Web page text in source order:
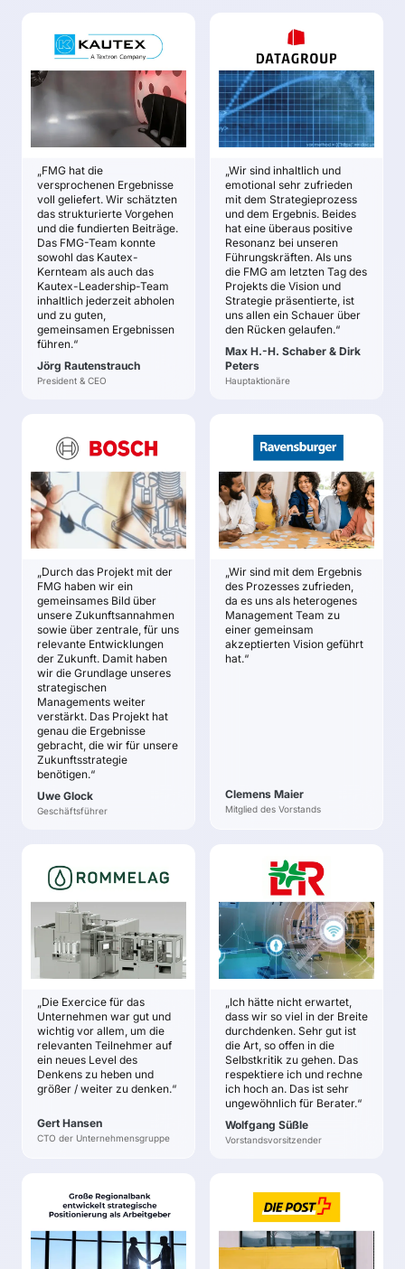
ungewöhnlicher
Perspektive nach
strategischen Chancen
zu suchen.
„FMG hat die
versprochenen Ergebnisse
voll geliefert. Wir schätzten
das strukturierte Vorgehen
und die fundierten Beiträge.
Das FMG-Team konnte
sowohl das Kautex-
Kernteam als auch das
Kautex-Leadership-Team
inhaltlich jederzeit abholen
und zu guten,
gemeinsamen Ergebnissen
führen.“
Jörg Rautenstrauch
President & CEO
KAUTEX
Jörg Rautenstrauch
ZIELE
Erwartungs-Szenario,
sowie mehrere
Alternativ- und
Chancenreiche
Ausrichtungskandidaten
für das Unternehmen
Klare strategische
Vision mit eindeutigen
strategischen
Zielvorgaben bis 2025
Abgeleitete
strategische Projekte
und Programme
„Wir sind inhaltlich und
emotional sehr zufrieden
mit dem Strategieprozess
und dem Ergebnis. Beides
hat eine überaus positive
Resonanz bei unseren
Führungskräften. Als uns
die FMG am letzten Tag des
Projekts die Vision und
Strategie präsentierte, ist
uns allen ein Schauer über
den Rücken gelaufen.“
Max H.-H. Schaber & Dirk
Peters
Hauptaktionäre
DATAGROUP AG
Max H.-H. Schaber &
Dirk Peters
ZIELE
Erkennen und Nutzen
von Chancen im
Service
Erarbeiten eines
konkreten,
faszinierenden und
gemeinsamen
Zukunftsbildes der
DATAGROUP
Entwickeln einer
Zukunftsstrategie
„Durch das Projekt mit der
FMG haben wir ein
gemeinsames Bild über
unsere Zukunftsannahmen
sowie über zentrale, für uns
relevante Entwicklungen
der Zukunft. Damit haben
wir die Grundlage unseres
strategischen
Managements weiter
verstärkt. Das Projekt hat
genau die Ergebnisse
gebracht, die wir für unsere
Zukunftsstrategie
benötigen.“
Uwe Glock
Geschäftsführer
BOSCH
THERMOTECHNIK
Uwe Glock
ZIELE
Erarbeiten einer
spezifischen
Zukunftsfaktoren für
die Gebäude-
Heiztechnik.
Erarbeiten eines klaren,
trennscharfen und
validierten Erwartungs-
Szenarios und von
Eventual-Szenarien zur
Entwicklung der
wesentlichen
Bestimmungsfaktoren
der zukünftigen
Gebäudeheiztechnik.
„Wir sind mit dem Ergebnis
des Prozesses zufrieden,
da es uns als heterogenes
Management Team zu
einer gemeinsam
akzeptierten Vision geführt
hat.“
Clemens Maier
Mitglied des Vorstands
RAVENSBURGER AG
Clemens Maier
ZIELE
Die Entwicklung einer
Vision der
Ravensburger AG in
Geschäftsfeldern
Spielwaren, Bücher und
Digital Produkte für das
Jahr 2020.
„Die Exercice für das
Unternehmen war gut und
wichtig vor allem, um die
relevanten Teilnehmer auf
ein neues Level des
Denkens zu heben und
größer / weiter zu denken.“
Gert Hansen
CTO der Unternehmensgruppe
ROMMELAG
Gert Hansen
Die Zukunftsstrategie
soll unseren
Mitarbeitern und den
einen übergeordneten
Sinn ihres Handelns
vermitteln.
Es ist uns gelungen,
neue,
zukunftsweisende
auszumachen und
zu verzahnen.
entwickelt eine
derartige Strahlkraft,
„Ich hätte nicht erwartet,
dass wir so viel in der Breite
durchdenken. Sehr gut ist
die Art, so offen in die
Selbstkritik zu gehen. Das
respektiere ich und rechne
ich hoch an. Das ist sehr
ungewöhnlich für Berater.“
Wolfgang Süßle
Vorstandsvorsitzender
LOHMANN &
RAUSCHER
Wolfgang Süßle
ZIELE
Für die
Geschäftseinheit „Set
wurden Szenarien zum
„OP der Zukunft“ für
das Jahr 2030 in
Europa entwickelt.
Auf der Grundlage der
Szenarien wurde eine
Vielzahl von Chancen
entwickelt, die für die
Business-Unit von
Chancenfelder
bestimmt, in denen L&R
zukünftig mit
Innovationen aktiv sein
GROSSE R
EGIONALBANK
ZIELE
Klarheit über die
INTERNATIONAL
Marina Bartetzko-
Meyer